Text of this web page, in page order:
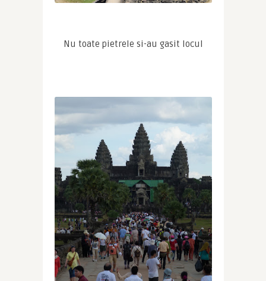
Nu toate pietrele si-au gasit locul